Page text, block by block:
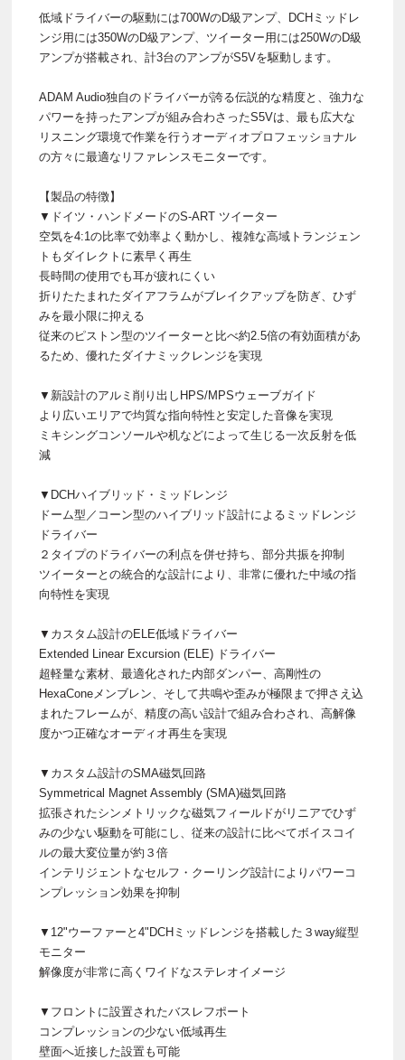
低域ドライバーの駆動には700WのD級アンプ、DCHミッドレ
ンジ用には350WのD級アンプ、ツイーター用には250WのD級
アンプが搭載され、計3台のアンプがS5Vを駆動します。
ADAM Audio独自のドライバーが誇る伝説的な精度と、強力な
パワーを持ったアンプが組み合わさったS5Vは、最も広大な
リスニング環境で作業を行うオーディオプロフェッショナル
の方々に最適なリファレンスモニターです。
【製品の特徴】
▼ドイツ・ハンドメードのS-ART ツイーター
​空気を4:1の比率で効率よく動かし、複雑な高域トランジェン
トもダイレクトに素早く再生
長時間の使用でも耳が疲れにくい
折りたたまれたダイアフラムがブレイクアップを防ぎ、ひず
みを最小限に抑える
従来のピストン型のツイーターと比べ約2.5倍の有効面積があ
るため、優れたダイナミックレンジを実現
▼新設計のアルミ削り出しHPS/MPSウェーブガイド
より広いエリアで均質な指向特性と安定した音像を実現
ミキシングコンソールや机などによって生じる一次反射を低
減
▼DCHハイブリッド・ミッドレンジ
ドーム型／コーン型のハイブリッド設計によるミッドレンジ
ドライバー
２タイプのドライバーの利点を併せ持ち、部分共振を抑制
ツイーターとの統合的な設計により、非常に優れた中域の指
向特性を実現
▼カスタム設計のELE低域ドライバー
Extended Linear Excursion (ELE) ドライバー
超軽量な素材、最適化された内部ダンパー、高剛性の
HexaConeメンブレン、そして共鳴や歪みが極限まで押さえ込
まれたフレームが、精度の高い設計で組み合わされ、高解像
度かつ正確なオーディオ再生を実現
▼カスタム設計のSMA磁気回路
Symmetrical Magnet Assembly (SMA)磁気回路
拡張されたシンメトリックな磁気フィールドがリニアでひず
みの少ない駆動を可能にし、従来の設計に比べてボイスコイ
ルの最大変位量が約３倍
インテリジェントなセルフ・クーリング設計によりパワーコ
ンプレッション効果を抑制
▼12"ウーファーと4"DCHミッドレンジを搭載した３way縦型
モニター
​解像度が非常に高くワイドなステレオイメージ
▼フロントに設置されたバスレフポート
コンプレッションの少ない低域再生
壁面へ近接した設置も可能